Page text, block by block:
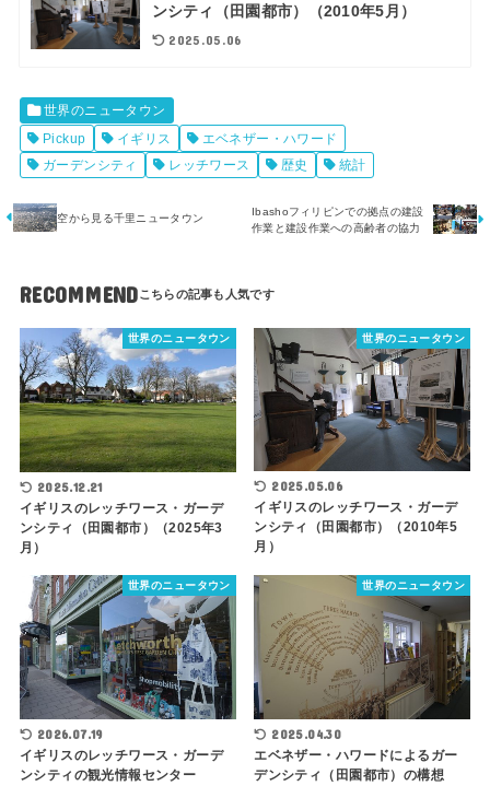
ンシティ（田園都市）（2010年5月）
2025.05.06
世界のニュータウン
Pickup
イギリス
エベネザー・ハワード
ガーデンシティ
レッチワース 歴史 統計
空から見る千里ニュータウン
Ibashoフィリピンでの拠点の建設
作業と建設作業への高齢者の協力
RECOMMEND
世界のニュータウン
2025.12.21
イギリスのレッチワース・ガーデ
ンシティ（田園都市）（2025年3
月）
世界のニュータウン
2025.05.06
イギリスのレッチワース・ガーデ
ンシティ（田園都市）（2010年5
月）
世界のニュータウン
2026.07.19
イギリスのレッチワース・ガーデ
ンシティの観光情報センター
世界のニュータウン
2025.04.30
エベネザー・ハワードによるガー
デンシティ（田園都市）の構想